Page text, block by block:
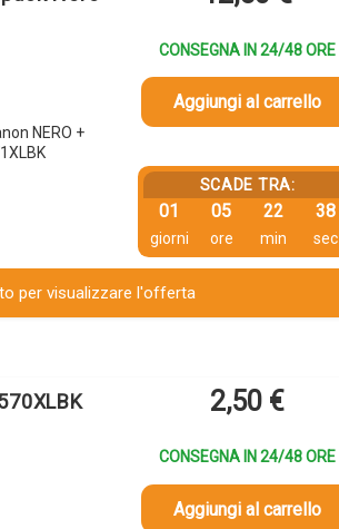
NERO +
CONSEGNA IN 24/48 ORE
Aggiungi al carrello
SCADE TRA:
01
giorni
05
ore
22
min
37
sec
per visualizzare l'offerta
2,50 €
CONSEGNA IN 24/48 ORE
Aggiungi al carrello